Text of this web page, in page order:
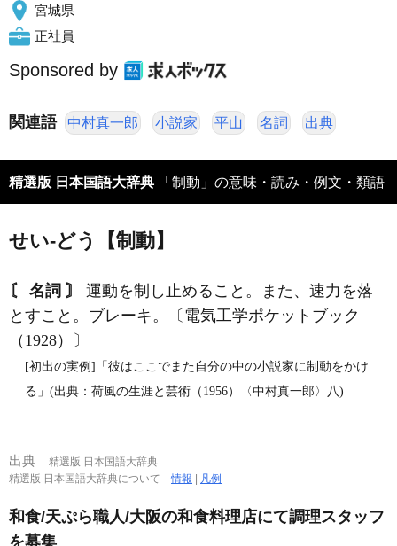
宮城県
正社員
Sponsored by
関連語 中村真一郎 小説家 平山 名詞 出典
精選版 日本国語大辞典 「制動」の意味・読み・例文・類語
せい‐どう【制動】
〘 名詞 〙
運動を制し止めること。また、速力を落
とすこと。ブレーキ。〔電気工学ポケットブック
（1928）〕
[初出の実例]「彼はここでまた自分の中の小説家に制動をかけ
る」(出典：荷風の生涯と芸術（1956）〈中村真一郎〉八)
出典
精選版 日本国語大辞典
精選版 日本国語大辞典について情報 | 凡例
和食/天ぷら職人/大阪の和食料理店にて調理スタッフ
を募集